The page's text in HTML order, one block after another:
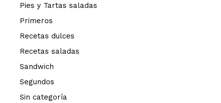
Pies y Tartas saladas
Primeros
Recetas dulces
Recetas saladas
Sandwich
Segundos
Sin categoría